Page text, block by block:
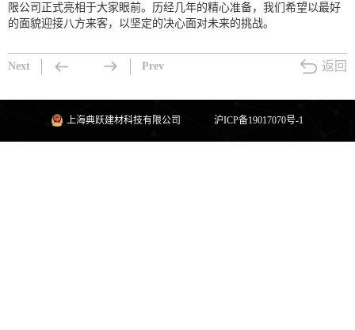
限公司正式亮相于大家眼前。历经几年的精心准备，我们希望以最好
的面貌迎接八方来客，以坚定的决心面对未来的挑战。
Next Prev 返回
上海典跃建材科技有限公司 沪ICP备19017070号-1